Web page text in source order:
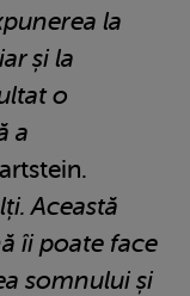
la
și la
o
a
Această
îi poate face
somnului și